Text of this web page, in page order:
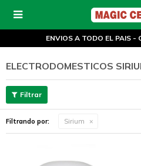

ENVIOS A TODO EL PAIS -
ELECTRODOMESTICOS
Filtrando por: Sirium